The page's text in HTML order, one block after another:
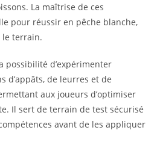
La maîtrise de ces
pour réussir en pêche blanche,
le terrain.
possibilité d’expérimenter
d’appâts, de leurres et de
aux joueurs d’optimiser
Il sert de terrain de test sécurisé
avant de les appliquer